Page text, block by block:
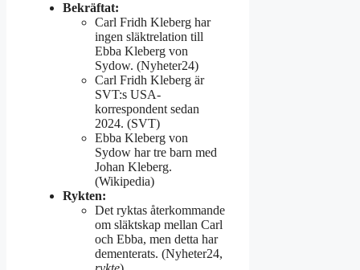
Bekräftat:
Carl Fridh Kleberg har
ingen släktrelation till
Ebba Kleberg von
Sydow. (Nyheter24)
Carl Fridh Kleberg är
SVT:s USA-
korrespondent sedan
2024. (SVT)
Ebba Kleberg von
Sydow har tre barn med
Johan Kleberg.
(Wikipedia)
Rykten:
Det ryktas återkommande
om släktskap mellan Carl
och Ebba, men detta har
dementerats. (Nyheter24,